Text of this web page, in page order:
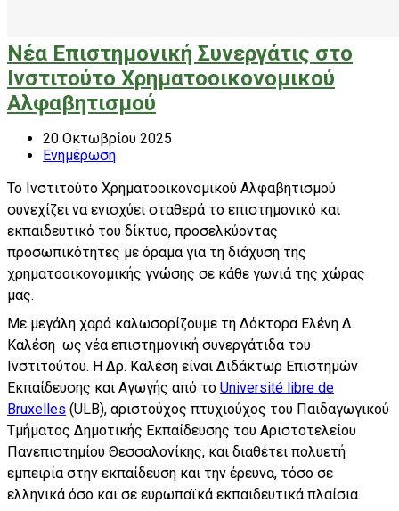
Νέα Επιστημονική Συνεργάτις στο
Ινστιτούτο Χρηματοοικονομικού
Αλφαβητισμού
20 Οκτωβρίου 2025
Ενημέρωση
Το Ινστιτούτο Χρηματοοικονομικού Αλφαβητισμού
συνεχίζει να ενισχύει σταθερά το επιστημονικό και
εκπαιδευτικό του δίκτυο, προσελκύοντας
προσωπικότητες με όραμα για τη διάχυση της
χρηματοοικονομικής γνώσης σε κάθε γωνιά της χώρας
μας.
Με μεγάλη χαρά καλωσορίζουμε τη Δόκτορα Ελένη Δ.
Καλέση ως νέα επιστημονική συνεργάτιδα του
Ινστιτούτου. Η Δρ. Καλέση είναι Διδάκτωρ Επιστημών
Εκπαίδευσης και Αγωγής από το Université libre de
Bruxelles (ULB), αριστούχος πτυχιούχος του Παιδαγωγικού
Τμήματος Δημοτικής Εκπαίδευσης του Αριστοτελείου
Πανεπιστημίου Θεσσαλονίκης, και διαθέτει πολυετή
εμπειρία στην εκπαίδευση και την έρευνα, τόσο σε
ελληνικά όσο και σε ευρωπαϊκά εκπαιδευτικά πλαίσια.